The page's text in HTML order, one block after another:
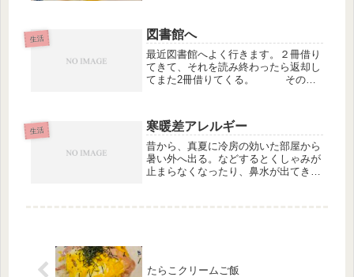
開けた。「パン粉が ないっ！！」一
気にやる気が無くなった。他のもので
代用...
生活 図書館へ
最近図書館へよく行きます。２冊借り
てきて、それを読み終わったら返却し
てまた2冊借りてくる。 その繰
読んでる人、新聞を広げている人、居
眠りしてる人、瞑想してる人・・・そ
の...
生活 寒暖差アレルギー
昔から、真夏に冷房の効いた部屋から
暑い外へ出る。などするとくしゃみが
止まらなくなったり、鼻水が出てきた
たらこクリームご飯